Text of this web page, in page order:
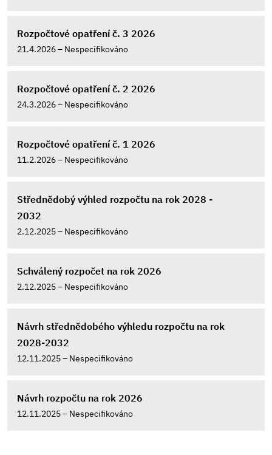
Rozpočtové opatření č. 3 2026
21.4.2026 – Nespecifikováno
Rozpočtové opatření č. 2 2026
24.3.2026 – Nespecifikováno
Rozpočtové opatření č. 1 2026
11.2.2026 – Nespecifikováno
Střednědobý výhled rozpočtu na rok 2028 -
2032
2.12.2025 – Nespecifikováno
Schválený rozpočet na rok 2026
2.12.2025 – Nespecifikováno
Návrh střednědobého výhledu rozpočtu na rok
2028-2032
12.11.2025 – Nespecifikováno
Návrh rozpočtu na rok 2026
12.11.2025 – Nespecifikováno